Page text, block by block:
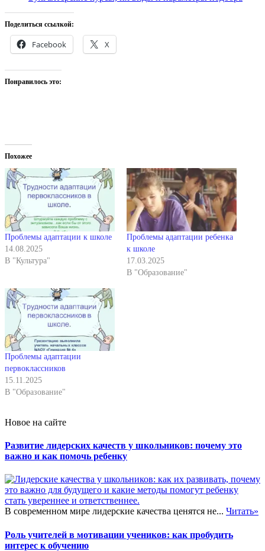
Поделиться ссылкой:
Facebook X
Понравилось это:
Похожее
Проблемы адаптации к школе
14.08.2025
В "Культура"
Проблемы адаптации ребенка
к школе
17.03.2025
В "Образование"
Проблемы адаптации
первоклассников
15.11.2025
В "Образование"
Новое на сайте
Развитие лидерских качеств у школьников: почему это
важно и как помочь ребенку
В современном мире лидерские качества ценятся не... Читать»
Роль учителей в мотивации учеников: как пробудить
интерес к обучению